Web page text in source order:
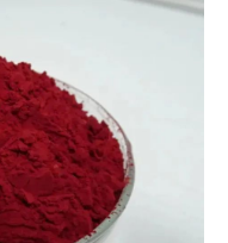
理总局官方网站（网
页“互动”栏目中的
，邮件
管理办法公开征求意